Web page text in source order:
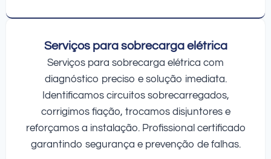
Serviços para sobrecarga elétrica
Serviços para sobrecarga elétrica com
diagnóstico preciso e solução imediata.
Identificamos circuitos sobrecarregados,
corrigimos fiação, trocamos disjuntores e
reforçamos a instalação. Profissional certificado
garantindo segurança e prevenção de falhas.